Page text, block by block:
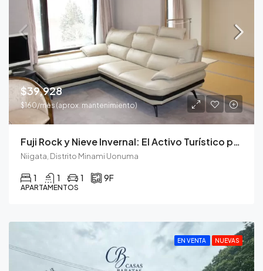
$39,928
$160/mes (aprox. mantenimiento)
Fuji Rock y Nieve Invernal: El Activo Turístico para Todo el Año.
Niigata, Distrito Minami Uonuma
1 1 1 9F
APARTAMENTOS
EN VENTA NUEVAS